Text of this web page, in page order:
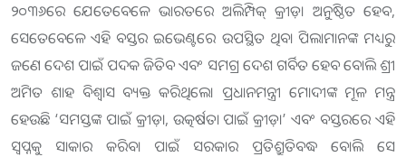
୨୦୩୬ରେ ଯେତେବେଳେ ଭାରତରେ ଅଲିମ୍ପିକ୍ କ୍ରୀଡ଼ା ଅନୁଷ୍ଠିତ ହେବ,
ସେତେବେଳେ ଏହି ବସ୍ତର ଇଭେଣ୍ଟରେ ଉପସ୍ଥିତ ଥିବା ପିଲାମାନଙ୍କ ମଧ୍ୟରୁ
ଜଣେ ଦେଶ ପାଇଁ ପଦକ ଜିତିବ ଏବଂ ସମଗ୍ର ଦେଶ ଗର୍ବିତ ହେବ ବୋଲି ଶ୍ରୀ
ଅମିତ ଶାହ ବିଶ୍ୱାସ ବ୍ୟକ୍ତ କରିଥିଲେ। ପ୍ରଧାନମନ୍ତ୍ରୀ ମୋଦୀଙ୍କ ମୂଳ ମନ୍ତ୍ର
ହେଉଛି ‘ସମସ୍ତଙ୍କ ପାଇଁ କ୍ରୀଡ଼ା, ଉତ୍କର୍ଷତା ପାଇଁ କ୍ରୀଡ଼ା’ ଏବଂ ବସ୍ତରରେ ଏହି
ସ୍ୱପ୍ନକୁ ସାକାର କରିବା ପାଇଁ ସରକାର ପ୍ରତିଶ୍ରୁତିବଦ୍ଧ ବୋଲି ସେ